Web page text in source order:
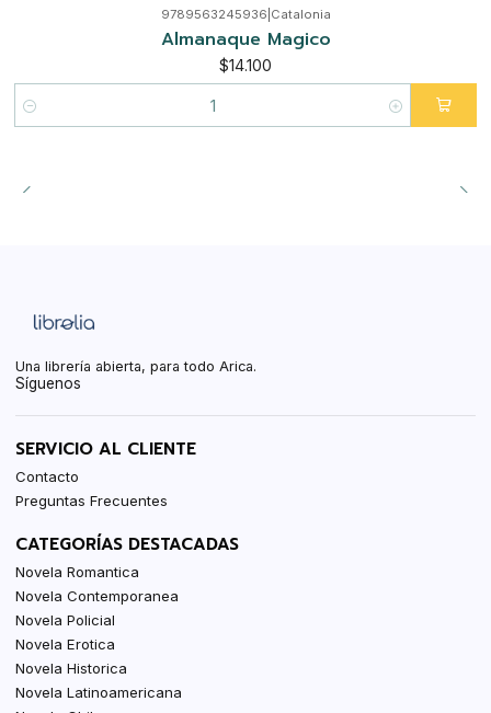
9789563245936 Catalonia
Almanaque Magico
$14.100
Cantidad
Una librería abierta, para todo Arica.
Síguenos
SERVICIO AL CLIENTE
Contacto
Preguntas Frecuentes
CATEGORÍAS DESTACADAS
Novela Romantica
Novela Contemporanea
Novela Policial
Novela Erotica
Novela Historica
Novela Latinoamericana